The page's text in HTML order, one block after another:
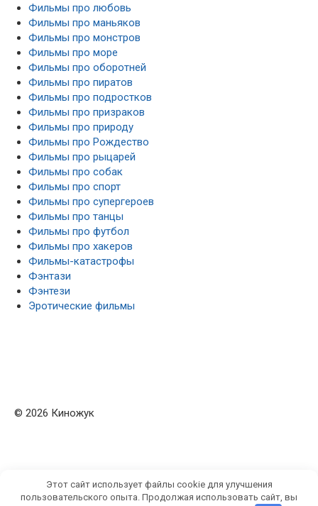
Фильмы про любовь
Фильмы про маньяков
Фильмы про монстров
Фильмы про море
Фильмы про оборотней
Фильмы про пиратов
Фильмы про подростков
Фильмы про призраков
Фильмы про природу
Фильмы про Рождество
Фильмы про рыцарей
Фильмы про собак
Фильмы про спорт
Фильмы про супергероев
Фильмы про танцы
Фильмы про футбол
Фильмы про хакеров
Фильмы-катастрофы
Фэнтази
Фэнтези
Эротические фильмы
© 2026 Киножук
Этот сайт использует файлы cookie для улучшения
пользовательского опыта. Продолжая использовать сайт, вы